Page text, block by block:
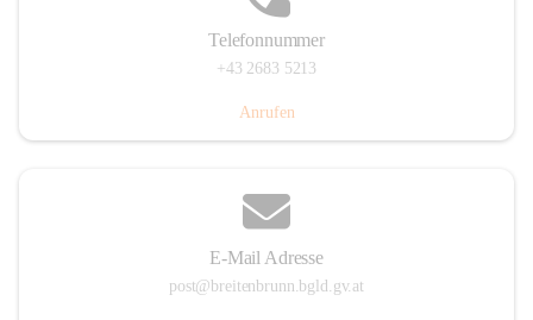
Telefonnummer
+43 2683 5213
Anrufen
E-Mail Adresse
post@breitenbrunn.bgld.gv.at